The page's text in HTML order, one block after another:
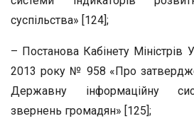
суспільства» [124];
– Постанова Кабінету Міністрів
2013 року № 958 «Про
Державну інформаційну
звернень громадян» [125];